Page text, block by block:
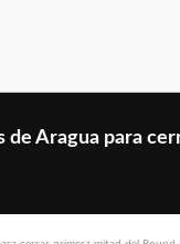
de Aragua para